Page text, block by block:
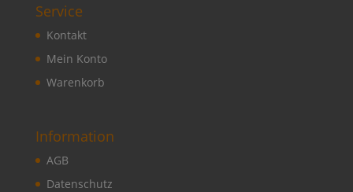
Service
Kontakt
Mein Konto
Warenkorb
Information
AGB
Datenschutz